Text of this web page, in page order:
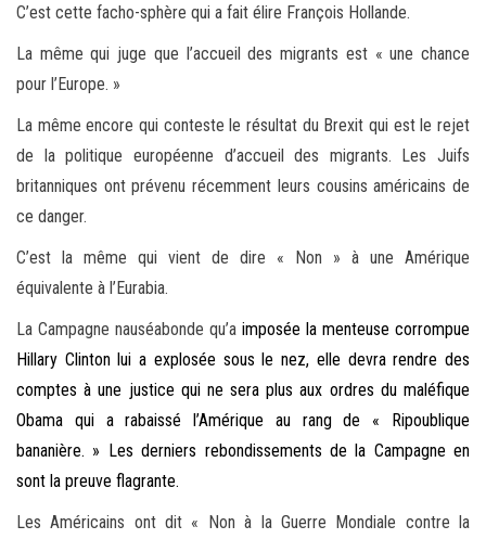
C’est cette facho-sphère qui a fait élire François Hollande.
La même qui juge que l’accueil des migrants est « une chance
pour l’Europe. »
La même encore qui conteste le résultat du Brexit qui est le rejet
de la politique européenne d’accueil des migrants. Les Juifs
britanniques ont prévenu récemment leurs cousins américains de
ce danger.
C’est la même qui vient de dire « Non » à une Amérique
équivalente à l’Eurabia.
La Campagne nauséabonde qu’a imposée la menteuse corrompue
Hillary Clinton lui a explosée sous le nez, elle devra rendre des
comptes à une justice qui ne sera plus aux ordres du maléfique
Obama qui a rabaissé l’Amérique au rang de « Ripoublique
bananière. » Les derniers rebondissements de la Campagne en
sont la preuve flagrante.
Les Américains ont dit « Non à la Guerre Mondiale contre la